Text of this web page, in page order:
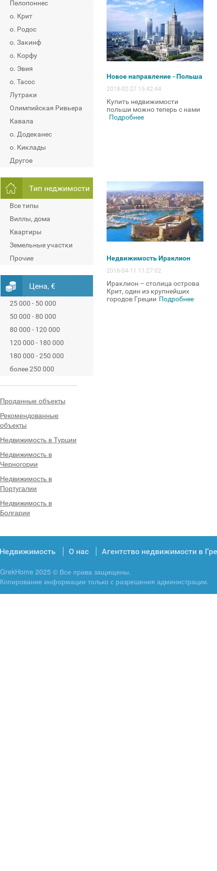
Пелопоннес
о. Крит
о. Родос
о. Закинф
о. Корфу
о. Эвия
о. Тасос
Лутраки
Олимпийская Ривьера
Кавала
о. Додеканес
о. Киклады
Другое
Тип неджимости
Все типы
Виллы, дома
Квартиры
Земельные участки
Прочие
Цена, €
25 000 - 50 000
50 000 - 80 000
80 000 - 120 000
120 000 - 180 000
180 000 - 250 000
более 250 000
Проданные объекты
Рекомендованные
объекты
Недвижимость в Турции
Недвижимость в
Черногории
Недвижимость в
Португалии
Недвижимость в
Болгарии
Новое направление - Польша
2018-02-27 15:42:44
Купить недвижимости
польши можно теперь с нами
Подробнее
Недвижимость Ираклион
2016-04-11 11:27:02
Ираклион – столица острова
Крит, один из крупнейших
городов Греции Подробнее
Недвижимость О нас Агентство недвижимости в
GrekHome 2025 © Все права защищены.
Копирование информации только с разрешения администрации.